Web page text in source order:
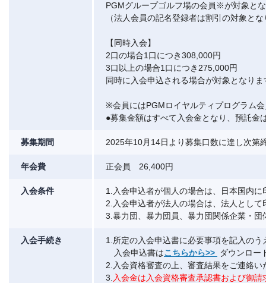
PGMグループゴルフ場の会員※が対象と
（法人会員の記名登録者は割引の対象と
【同時入会】
2口の場合1口につき308,000円
3口以上の場合1口につき275,000円
同時に入会申込される場合が対象となりま
※会員にはPGMロイヤルティプログラム
●募集金額はすべて入会金となり、預託金
募集期間 2025年10月14日より募集口数に達し次第
年会費 正会員 26,400円
入会条件
1.入会申込者が個人の場合は、日本国内に
2.入会申込者が法人の場合は、法人として
3.暴力団、暴力団員、暴力団関係企業・
入会手続き
1.所定の入会申込書に必要事項を記入の
入会申込書はこちらから>>
ダウンロー
2.入会資格審査の上、審査結果をご連絡い
3. 入会金は入会資格審査承認書および御